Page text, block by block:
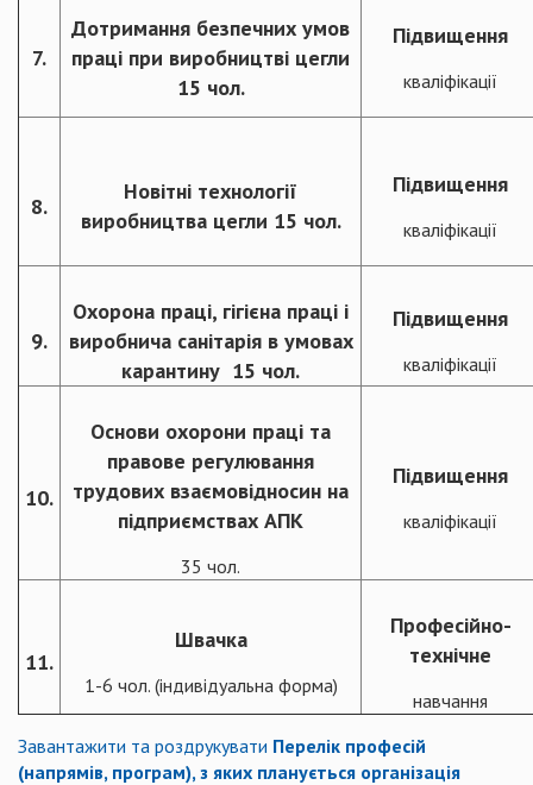
7.
Дотримання безпечних умов
праці при виробництві цегли
15 чол.
Підвищення
кваліфікації
8.
Новітні технології
виробництва цегли 15 чол.
Підвищення
кваліфікації
9.
Охорона праці, гігієна праці і
виробнича санітарія в умовах
карантину 15 чол.
Підвищення
кваліфікації
10.
Основи охорони праці та
правове регулювання
трудових взаємовідносин на
підприємствах АПК
35 чол.
Підвищення
кваліфікації
11.
Швачка
1-6 чол. (індивідуальна форма)
Професійно-
технічне
навчання
Завантажити та роздрукувати Перелік професій
(напрямів, програм), з яких планується організація